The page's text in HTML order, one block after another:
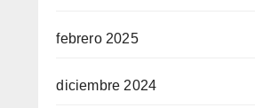
febrero 2025
diciembre 2024